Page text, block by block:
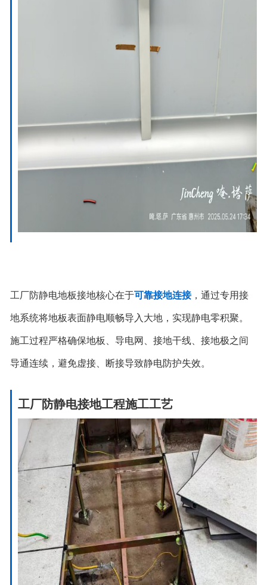
工厂防静电地板接地核心在于可靠接地连接，通过专用接
地系统将地板表面静电顺畅导入大地，实现静电零积聚。
施工过程严格确保地板、导电网、接地干线、接地极之间
导通连续，避免虚接、断接导致静电防护失效。
工厂防静电接地工程施工工艺